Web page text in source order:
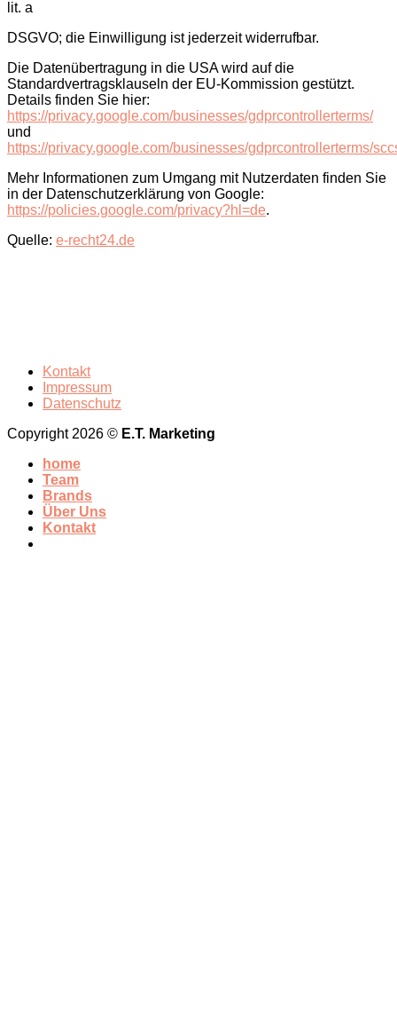
lit. a
DSGVO; die Einwilligung ist jederzeit widerrufbar.
Die Datenübertragung in die USA wird auf die
Standardvertragsklauseln der EU-Kommission gestützt.
Details finden Sie hier:
https://privacy.google.com/businesses/gdprcontrollerterms/
und
https://privacy.google.com/businesses/gdprcontrollerterms/
Mehr Informationen zum Umgang mit Nutzerdaten finden Sie
in der Datenschutzerklärung von Google:
https://policies.google.com/privacy?hl=de.
Quelle: e-recht24.de
Kontakt
Impressum
Datenschutz
Copyright 2026 © E.T. Marketing
home
Team
Brands
Über Uns
Kontakt